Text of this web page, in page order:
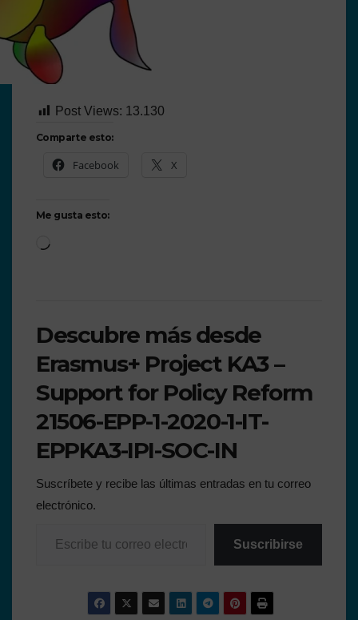
Post Views: 13.130
Comparte esto:
Facebook X
Me gusta esto:
Descubre más desde
Erasmus+ Project KA3 –
Support for Policy Reform
21506-EPP-1-2020-1-IT-
EPPKA3-IPI-SOC-IN
Suscríbete y recibe las últimas entradas en tu correo
electrónico.
Suscribirse